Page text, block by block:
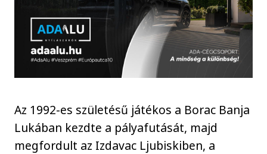
Az 1992-es születésű játékos a Borac Banja
Lukában kezdte a pályafutását, majd
megfordult az Izdavac Ljubiskiben, a